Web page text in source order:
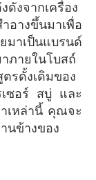
อางขึ้นมาเพื่อ
าเป็นแบรนด์
ภายในโบสถ์
รดั้งเดิมของ
ซอร์ สบู่ และ
เหล่านี้ คุณจะ
นข้างของ